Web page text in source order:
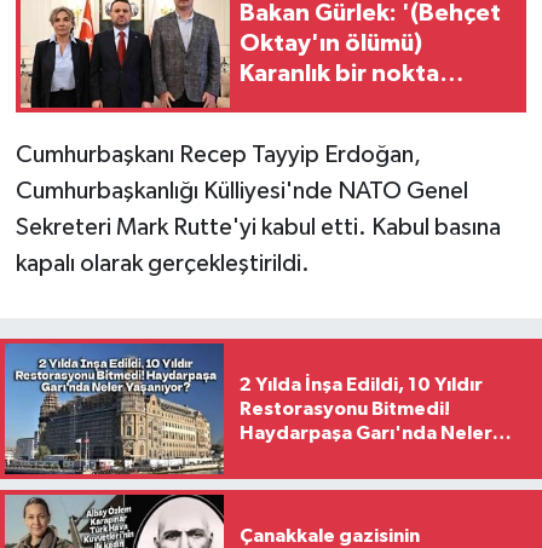
Bakan Gürlek: '(Behçet
Oktay'ın ölümü)
Karanlık bir nokta
devletin görevi'
Cumhurbaşkanı Recep Tayyip Erdoğan,
Cumhurbaşkanlığı Külliyesi'nde NATO Genel
Sekreteri Mark Rutte'yi kabul etti. Kabul basına
kapalı olarak gerçekleştirildi.
2 Yılda İnşa Edildi, 10 Yıldır
Restorasyonu Bitmedi!
Haydarpaşa Garı'nda Neler
Çanakkale gazisinin